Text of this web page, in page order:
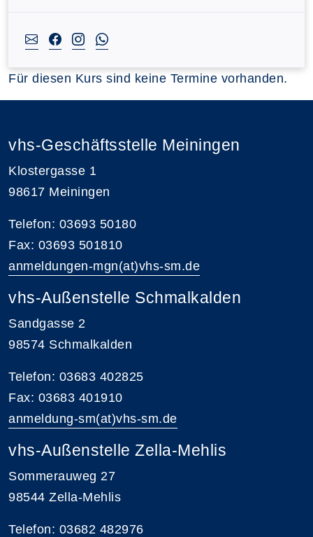
Für diesen Kurs sind keine Termine vorhanden.
vhs-Geschäftsstelle Meiningen
Klostergasse 1
98617 Meiningen
Telefon: 03693 50180
Fax: 03693 501810
anmeldungen-mgn(at)vhs-sm.de
vhs-Außenstelle Schmalkalden
Sandgasse 2
98574 Schmalkalden
Telefon: 03683 402825
Fax: 03683 401910
anmeldung-sm(at)vhs-sm.de
vhs-Außenstelle Zella-Mehlis
Sommerauweg 27
98544 Zella-Mehlis
Telefon: 03682 482976